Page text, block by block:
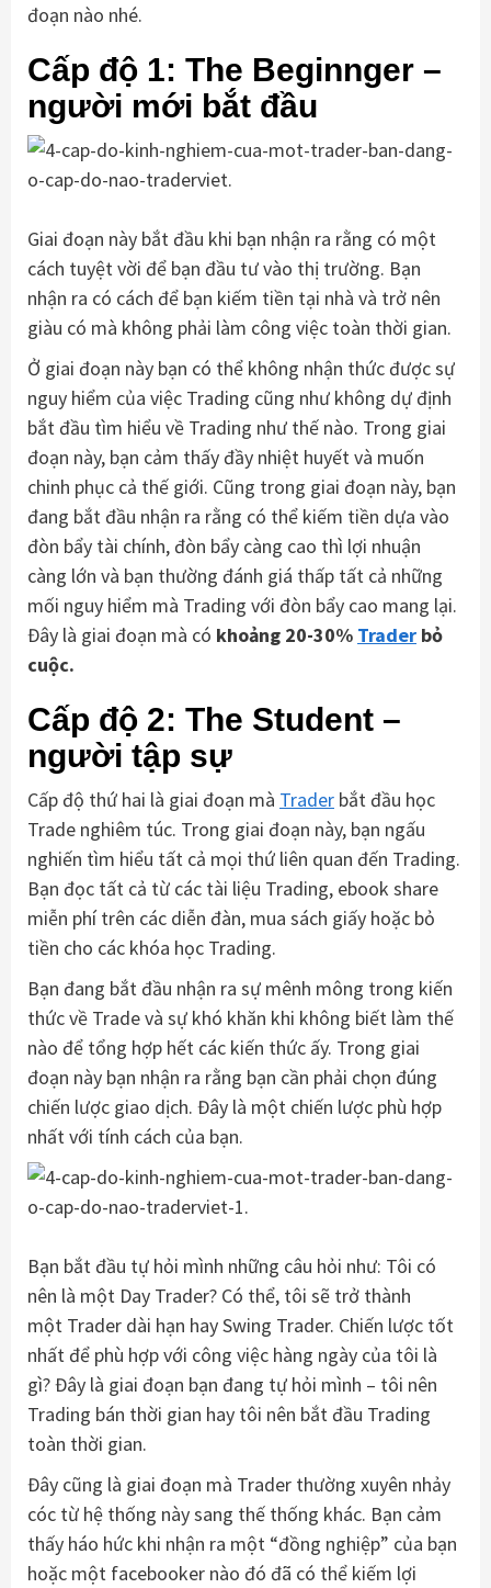
đoạn nào nhé.
Cấp độ 1: The Beginnger –
người mới bắt đầu
Giai đoạn này bắt đầu khi bạn nhận ra rằng có một
cách tuyệt vời để bạn đầu tư vào thị trường. Bạn
nhận ra có cách để bạn kiếm tiền tại nhà và trở nên
giàu có mà không phải làm công việc toàn thời gian.
Ở giai đoạn này bạn có thể không nhận thức được sự
nguy hiểm của việc Trading cũng như không dự định
bắt đầu tìm hiểu về Trading như thế nào. Trong giai
đoạn này, bạn cảm thấy đầy nhiệt huyết và muốn
chinh phục cả thế giới. Cũng trong giai đoạn này, bạn
đang bắt đầu nhận ra rằng có thể kiếm tiền dựa vào
đòn bẩy tài chính, đòn bẩy càng cao thì lợi nhuận
càng lớn và bạn thường đánh giá thấp tất cả những
mối nguy hiểm mà Trading với đòn bẩy cao mang lại.
Đây là giai đoạn mà có khoảng 20-30% Trader bỏ
cuộc.
Cấp độ 2: The Student –
người tập sự
Cấp độ thứ hai là giai đoạn mà Trader bắt đầu học
Trade nghiêm túc. Trong giai đoạn này, bạn ngấu
nghiến tìm hiểu tất cả mọi thứ liên quan đến Trading.
Bạn đọc tất cả từ các tài liệu Trading, ebook share
miễn phí trên các diễn đàn, mua sách giấy hoặc bỏ
tiền cho các khóa học Trading.
Bạn đang bắt đầu nhận ra sự mênh mông trong kiến
thức về Trade và sự khó khăn khi không biết làm thế
nào để tổng hợp hết các kiến thức ấy. Trong giai
đoạn này bạn nhận ra rằng bạn cần phải chọn đúng
chiến lược giao dịch. Đây là một chiến lược phù hợp
nhất với tính cách của bạn.
Bạn bắt đầu tự hỏi mình những câu hỏi như: Tôi có
nên là một Day Trader? Có thể, tôi sẽ trở thành
một Trader dài hạn hay Swing Trader. Chiến lược tốt
nhất để phù hợp với công việc hàng ngày của tôi là
gì? Đây là giai đoạn bạn đang tự hỏi mình – tôi nên
Trading bán thời gian hay tôi nên bắt đầu Trading
toàn thời gian.
Đây cũng là giai đoạn mà Trader thường xuyên nhảy
cóc từ hệ thống này sang thế thống khác. Bạn cảm
thấy háo hức khi nhận ra một “đồng nghiệp” của bạn
hoặc một facebooker nào đó đã có thể kiếm lợi